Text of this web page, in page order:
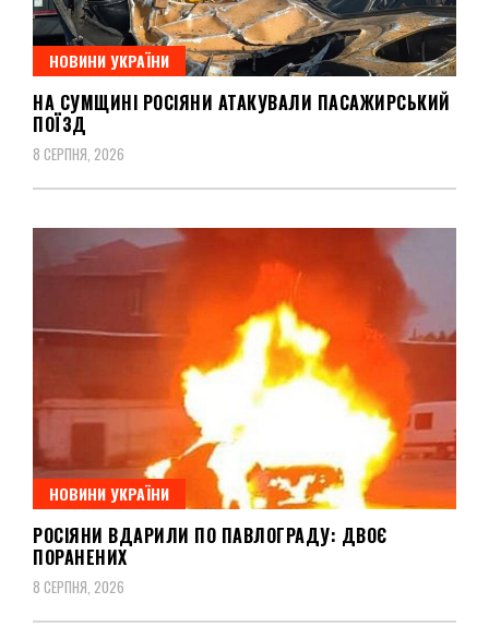
НОВИНИ УКРАЇНИ
НА СУМЩИНІ РОСІЯНИ АТАКУВАЛИ ПАСАЖИРСЬКИЙ
ПОЇЗД
8 СЕРПНЯ, 2026
НОВИНИ УКРАЇНИ
РОСІЯНИ ВДАРИЛИ ПО ПАВЛОГРАДУ: ДВОЄ
ПОРАНЕНИХ
8 СЕРПНЯ, 2026